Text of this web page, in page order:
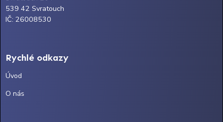
539 42 Svratouch
IČ: 26008530
Rychlé odkazy
Úvod
O nás